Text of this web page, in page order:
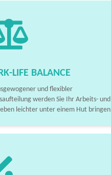
LIFE BALANCE
und flexibler
werden Sie Ihr Arbeits- und
leichter unter einem Hut